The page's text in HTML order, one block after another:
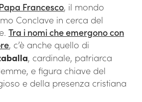
Francesco, il mondo
Conclave in cerca del
Tra i nomi che emergono con
, c’è anche quello di
, cardinale, patriarca
e figura chiave del
e della presenza cristiana